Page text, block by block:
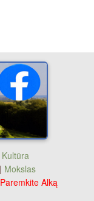
Kultūra
| Mokslas
Paremkite Alką